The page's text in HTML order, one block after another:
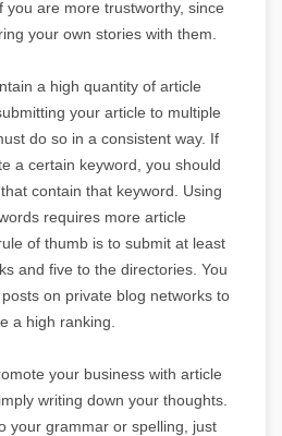
you are more trustworthy, since
your own stories with them.
a high quantity of article
your article to multiple
do so in a consistent way. If
a certain keyword, you should
contain that keyword. Using
requires more article
of thumb is to submit at least
and five to the directories. You
on private blog networks to
a high ranking.
your business with article
writing down your thoughts.
your grammar or spelling, just